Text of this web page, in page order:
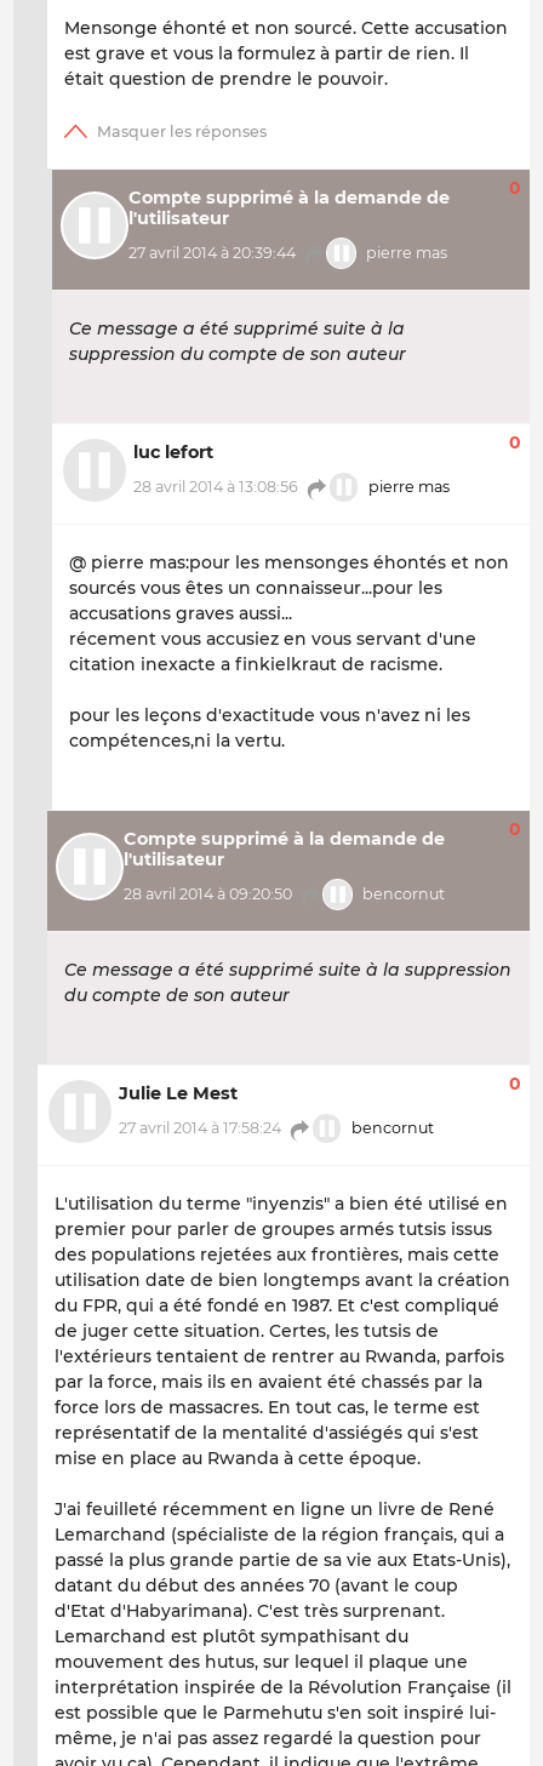
Mensonge éhonté et non sourcé. Cette accusation
est grave et vous la formulez à partir de rien. Il
était question de prendre le pouvoir.
Compte supprimé à la demande de
l'utilisateur
27 avril 2014 à 20:39:44 pierre mas
0
Ce message a été supprimé suite à la
suppression du compte de son auteur
luc lefort
28 avril 2014 à 13:08:56 pierre mas
0
@ pierre mas:pour les mensonges éhontés et non
sourcés vous êtes un connaisseur...pour les
accusations graves aussi...
récement vous accusiez en vous servant d'une
citation inexacte a finkielkraut de racisme.
pour les leçons d'exactitude vous n'avez ni les
compétences,ni la vertu.
Compte supprimé à la demande de
l'utilisateur
28 avril 2014 à 09:20:50 bencornut
0
Ce message a été supprimé suite à la suppression
du compte de son auteur
Julie Le Mest
27 avril 2014 à 17:58:24 bencornut
0
L'utilisation du terme "inyenzis" a bien été utilisé en
premier pour parler de groupes armés tutsis issus
des populations rejetées aux frontières, mais cette
utilisation date de bien longtemps avant la création
du FPR, qui a été fondé en 1987. Et c'est compliqué
de juger cette situation. Certes, les tutsis de
l'extérieurs tentaient de rentrer au Rwanda, parfois
par la force, mais ils en avaient été chassés par la
force lors de massacres. En tout cas, le terme est
représentatif de la mentalité d'assiégés qui s'est
mise en place au Rwanda à cette époque.
J'ai feuilleté récemment en ligne un livre de René
Lemarchand (spécialiste de la région français, qui a
passé la plus grande partie de sa vie aux Etats-Unis),
datant du début des années 70 (avant le coup
d'Etat d'Habyarimana). C'est très surprenant.
Lemarchand est plutôt sympathisant du
mouvement des hutus, sur lequel il plaque une
interprétation inspirée de la Révolution Française (il
est possible que le Parmehutu s'en soit inspiré lui-
même, je n'ai pas assez regardé la question pour